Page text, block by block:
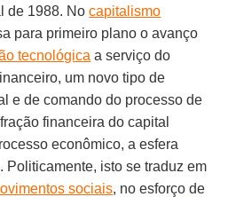
de 1988. Nocapitalismo
para primeiro plano o avanço
tecnológica a serviço do
um novo tipo de
e de comando do processo de
financeira do capital
econômico, a esfera
Politicamente, isto se traduz em
sociais, no esforço de